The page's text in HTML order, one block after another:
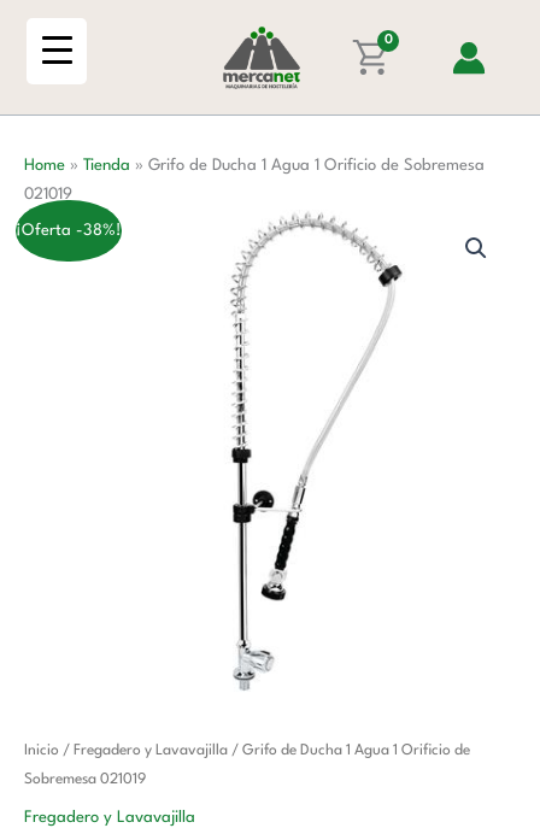
0
Home » Tienda » Grifo de Ducha 1 Agua 1 Orificio de Sobremesa
021019
¡Oferta -38%!
Inicio / Fregadero y Lavavajilla / Grifo de Ducha 1 Agua 1 Orificio de
Sobremesa 021019
Fregadero y Lavavajilla
El
precio
original
El
Grifo
de
Ducha
Agua
1
Orificio
Sobremesa
021019
cantidad